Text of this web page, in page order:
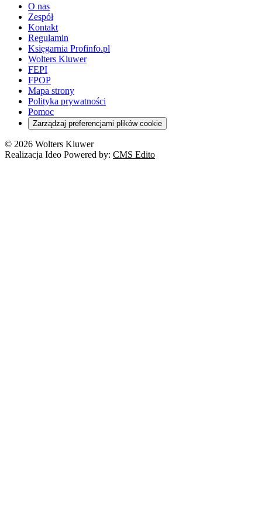
O nas
Zespół
Kontakt
Regulamin
Księgarnia Profinfo.pl
Wolters Kluwer
FEPI
FPOP
Mapa strony
Polityka prywatności
Pomoc
Zarządzaj preferencjami plików cookie
© 2026 Wolters Kluwer
Realizacja Ideo Powered by: CMS Edito